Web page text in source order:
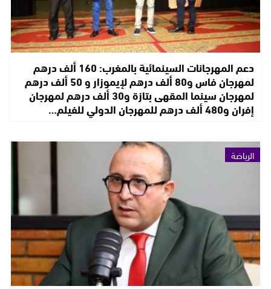
دعم المهرجانات السينمائية بالمغرب: 160 ألف درهم
لمهرجان فاس و80 ألف درهم لإيموزار و 50 ألف درهم
لمهرجان سينما المقهى بتازة و30 ألف درهم لمهرجان
إفران و480 ألف درهم للمهرجان الدولي للفيلم…
الرياضة